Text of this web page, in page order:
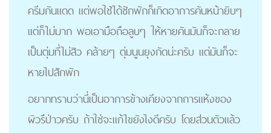
ครีมกันแดด แต่พอใช้ได้ซักพักก็เกิดอาการคันหน้ายิบๆ
แต่ก็ไม่มาก พอเอามือถือลูบๆ ให้หายคันมันก็จะกลาย
เป็นตุ่มที่ไม่สิว คล้ายๆ ตุ่มนูนยุงกัดน่ะครับ แต่มันก็จะ
หายไปสักพัก
อยากทราบว่านี่เป็นอาการข้างเคียงจากการแห้งของ
ผิวรึป่าวครับ ถ้าใช่จะแก้ไขยังไงดีครับ โดยส่วนตัวแล้ว